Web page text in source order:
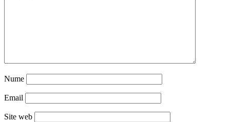
Nume
Email
Site web